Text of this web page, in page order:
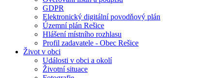
GDPR
Elektronický digitální povodňový plán
Územní plán Rešice
Hlášení místního rozhlasu
Profil zadavatele - Obec Rešice
Život v obci
Události v obci a okolí
Životní situace